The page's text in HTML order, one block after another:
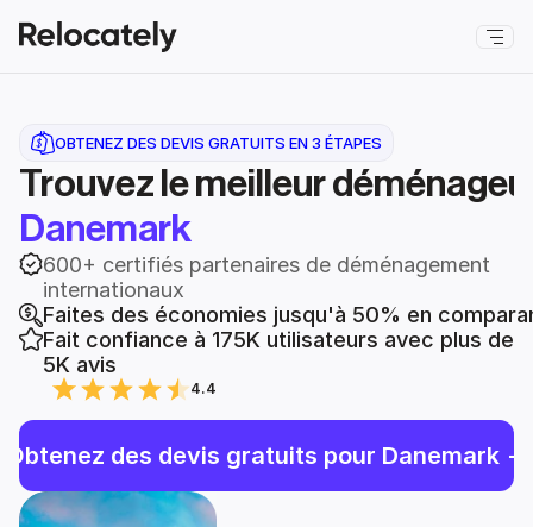
OBTENEZ DES DEVIS GRATUITS EN 3 ÉTAPES
Trouvez le meilleur
Danemark
600+ certifiés partenaires de déménagement
internationaux
Faites des économies jusqu'à 50% en
Fait confiance à 175K utilisateurs avec plus de
5K avis
4.4
Obtenez des devis gratuits pour Danemark ->